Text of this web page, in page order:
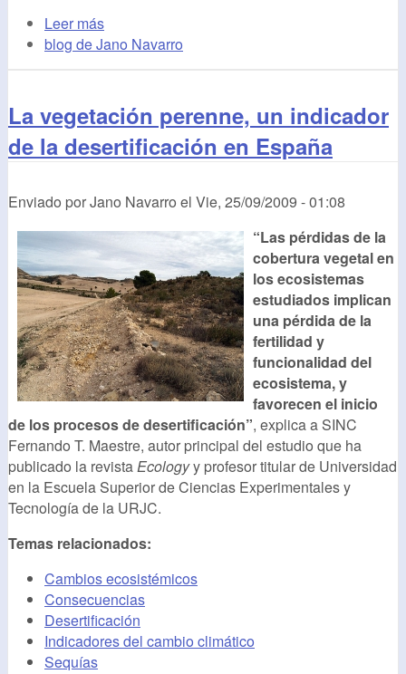
Leer más
blog de Jano Navarro
La vegetación perenne, un indicador
de la desertificación en España
Enviado porJano Navarro el Vie, 25/09/2009 - 01:08
“Las pérdidas de la
cobertura vegetal en
los ecosistemas
estudiados implican
una pérdida de la
fertilidad y
funcionalidad del
ecosistema, y
favorecen el inicio
de los procesos de desertificación”, explica a SINC
Fernando T. Maestre, autor principal del estudio que ha
publicado la revistaEcologyy profesor titular de Universidad
en la Escuela Superior de Ciencias Experimentales y
Tecnología de la URJC.
Temas relacionados:
Cambios ecosistémicos
Consecuencias
Desertificación
Indicadores del cambio climático
Sequías